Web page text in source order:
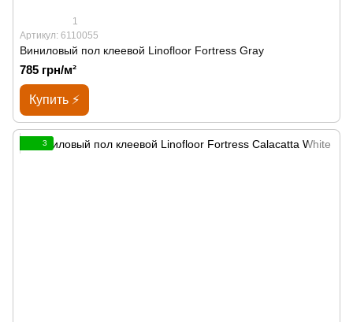
1
Артикул: 6110055
Виниловый пол клеевой Linofloor Fortress Gray
785 грн/м²
Купить ⚡
3